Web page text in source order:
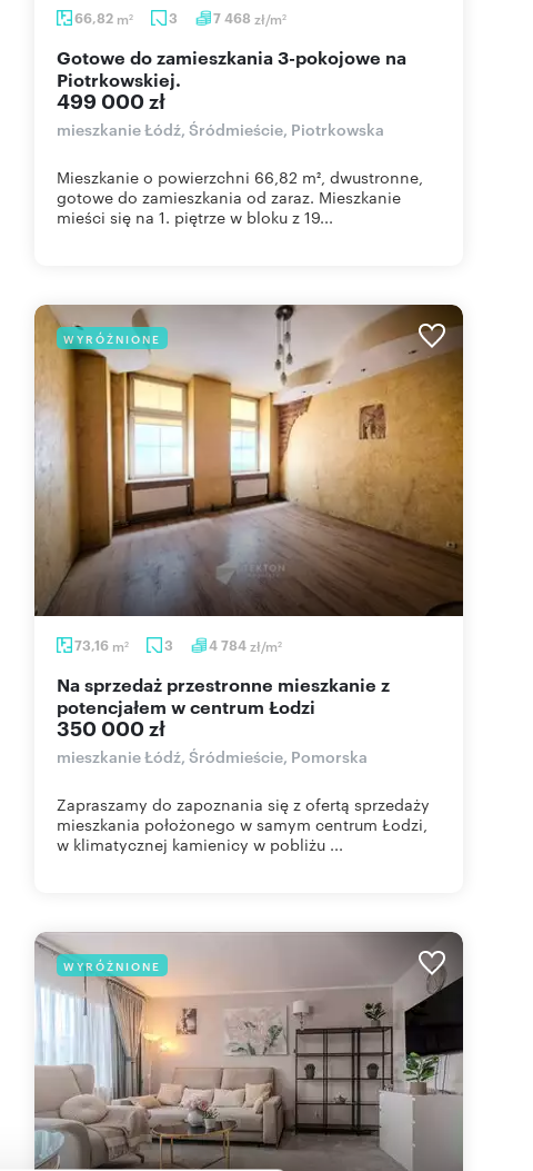
66,82 m2 3 7 468 zł/m2
Gotowe do zamieszkania 3-pokojowe na
Piotrkowskiej.
499 000 zł
mieszkanie Łódź, Śródmieście, Piotrkowska
Mieszkanie o powierzchni 66,82 m², dwustronne,
gotowe do zamieszkania od zaraz. Mieszkanie
mieści się na 1. piętrze w bloku z 19...
WYRÓŻNIONE
73,16 m2 3 4 784zł/m2
Na sprzedaż przestronne mieszkanie z
potencjałem w centrum Łodzi
350 000 zł
mieszkanie Łódź, Śródmieście, Pomorska
Zapraszamy do zapoznania się z ofertą sprzedaży
mieszkania położonego w samym centrum Łodzi,
w klimatycznej kamienicy w pobliżu ...
WYRÓŻNIONE